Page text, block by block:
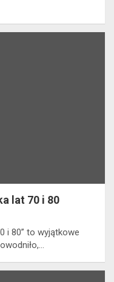
lat 70 i 80
i 80” to wyjątkowe